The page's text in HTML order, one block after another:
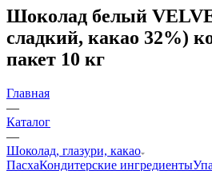
Шоколад белый
сладкий, какао 32%)
пакет 10 кг
Главная
—
Каталог
—
Шоколад, глазури, какао
ПасхаКондитерские ингредиенты